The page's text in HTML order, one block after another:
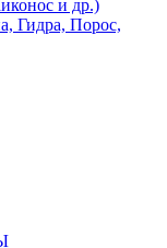
и др.)
Порос,